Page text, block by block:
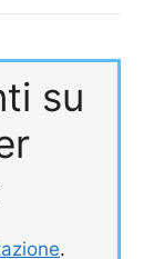
su
.